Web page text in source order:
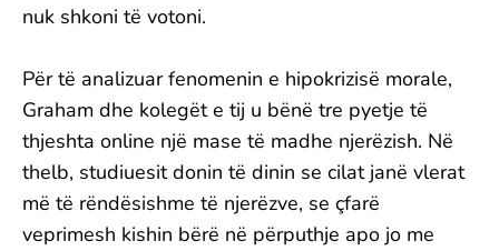
nuk shkoni të votoni.
Për të analizuar fenomenin e hipokrizisë morale,
Graham dhe kolegët e tij u bënë tre pyetje të
thjeshta online një mase të madhe njerëzish. Në
thelb, studiuesit donin të dinin se cilat janë vlerat
më të rëndësishme të njerëzve, se çfarë
veprimesh kishin bërë në përputhje apo jo me